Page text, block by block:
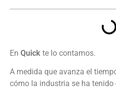
En Quick te lo contamos.
A medida que avanza el
cómo la industria se ha